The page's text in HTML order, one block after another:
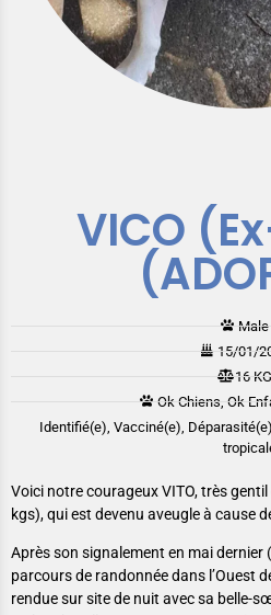
VICO
Male
15/01/
16 KG
Ok Chiens, Ok
Identifié(e), Vacciné(e),
Voici notre courageux VITO, très
kgs), qui est devenu aveugle à cause
Après son signalement en mai dernier
parcours de randonnée dans l’Ouest
rendue sur site de nuit avec sa belle-